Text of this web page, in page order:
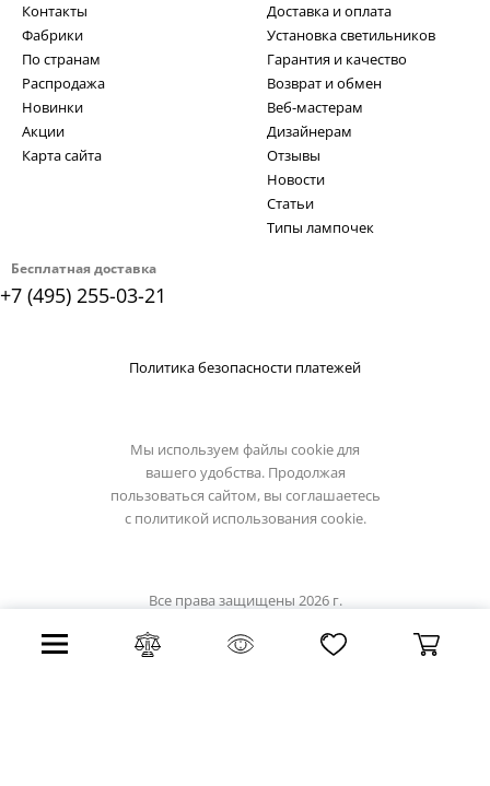
Бесплатная доставка
+7 (495) 255-03-21
Контакты
Фабрики
По странам
Распродажа
Новинки
Акции
Карта сайта
Доставка и оплата
Установка светильников
Гарантия и качество
Возврат и обмен
Веб-мастерам
Дизайнерам
Отзывы
Новости
Статьи
Типы лампочек
Политика безопасности платежей
Мы используем файлы cookie для
вашего удобства. Продолжая
пользоваться сайтом, вы соглашаетесь
с политикой использования cookie.
Все права защищены 2026 г.